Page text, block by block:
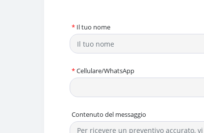
* Il tuo nome
*Cellulare/WhatsApp
Contenuto del messaggio